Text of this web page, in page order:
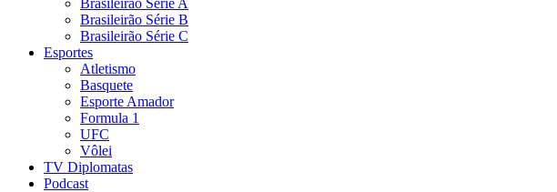
Brasileirão Série A
Brasileirão Série B
Brasileirão Série C
Esportes
Atletismo
Basquete
Esporte Amador
Formula 1
UFC
Vôlei
TV Diplomatas
Podcast